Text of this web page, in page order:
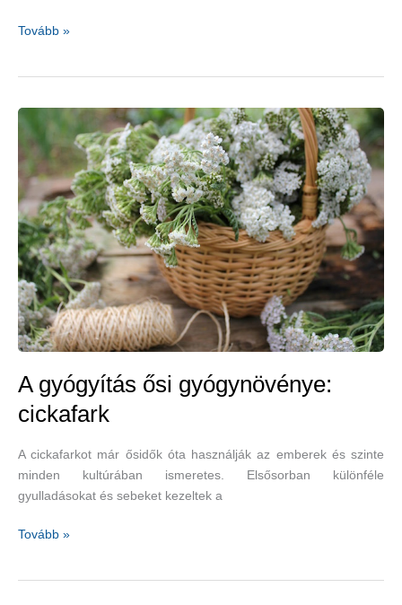
A
Tovább »
A gyógyítás ősi gyógynövénye:
cickafark
A cickafarkot már ősidők óta használják az emberek és szinte
minden kultúrában ismeretes. Elsősorban különféle
gyulladásokat és sebeket kezeltek a
A
Tovább »